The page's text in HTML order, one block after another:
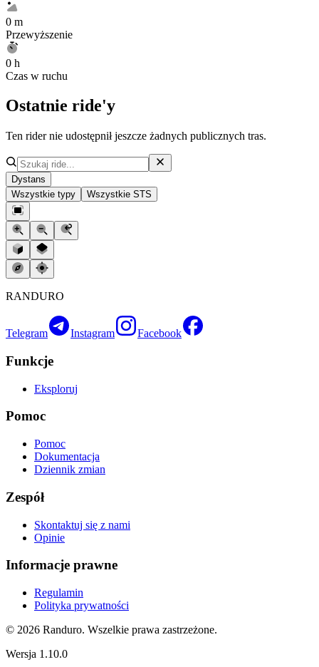
0 m
Przewyższenie
0 h
Czas w ruchu
Ostatnie ride'y
Ten rider nie udostępnił jeszcze żadnych publicznych tras.
Dystans
Wszystkie typy
Wszystkie STS
RANDURO
Telegram Instagram Facebook
Funkcje
Eksploruj
Pomoc
Pomoc
Dokumentacja
Dziennik zmian
Zespół
Skontaktuj się z nami
Opinie
Informacje prawne
Regulamin
Polityka prywatności
© 2026 Randuro. Wszelkie prawa zastrzeżone.
Wersja 1.10.0